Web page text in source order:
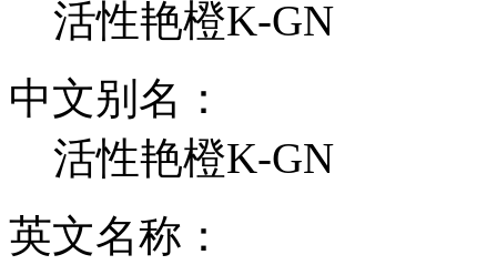
活性艳橙K-GN
中文别名：
活性艳橙K-GN
英文名称：